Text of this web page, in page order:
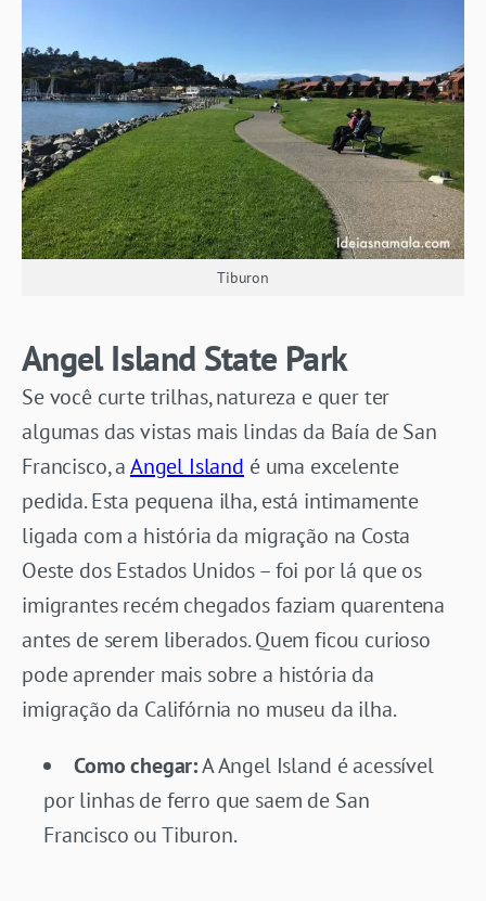
Tiburon
Angel Island State Park
Se você curte trilhas, natureza e quer ter
algumas das vistas mais lindas da Baía de San
Francisco, aAngel Island é uma excelente
pedida. Esta pequena ilha, está intimamente
ligada com a história da migração na Costa
Oeste dos Estados Unidos – foi por lá que os
imigrantes recém chegados faziam quarentena
antes de serem liberados. Quem ficou curioso
pode aprender mais sobre a história da
imigração da Califórnia no museu da ilha.
Como chegar:A Angel Island é acessível
por linhas de ferro que saem de San
Francisco ou Tiburon.